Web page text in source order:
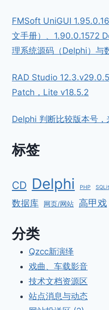
FMSoft UniGUI
文手册）、1.90.0.1572
理系统源码（Delphi）与
RAD Studio
Patch，Lite v18.5.2
Delphi 判断比较版本号
标签
CD Delphi PHP
数据库 网页/网站 高甲戏
分类
Qzcc新演绎
戏曲、车载影音
技术文档资源区
站点消息与动态